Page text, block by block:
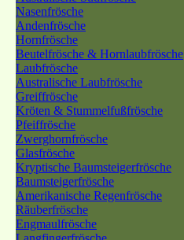
Nasenfrösche
Andenfrösche
Hornfrösche
Beutelfrösche & Hornlaubfrösche
Laubfrösche
Australische Laubfrösche
Greiffrösche
Kröten & Stummelfußfrösche
Pfeiffrösche
Zwerghornfrösche
Glasfrösche
Kryptische Baumsteigerfrösche
Baumsteigerfrösche
Amerikanische Regenfrösche
Räuberfrösche
Engmaulfrösche